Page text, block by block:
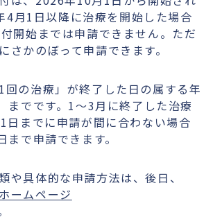
4月1日以降に治療を開始した場合
開始までは申請できません。ただ
さかのぼって申請できます。
回の治療」が終了した日の属する年
までです。1〜3月に終了した治療
日までに申請が間に合わない場合
で申請できます。
や具体的な申請方法は、後日、
ームページ